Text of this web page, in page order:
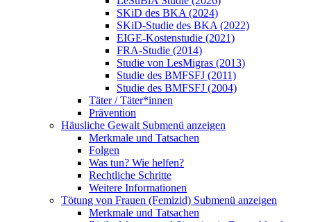
SKiD des BKA (2024)
SKiD-Studie des BKA (2022)
EIGE-Kostenstudie (2021)
FRA-Studie (2014)
Studie von LesMigras (2013)
Studie des BMFSFJ (2011)
Studie des BMFSFJ (2004)
Täter / Täter*innen
Prävention
Häusliche Gewalt Submenü anzeigen
Merkmale und Tatsachen
Folgen
Was tun? Wie helfen?
Rechtliche Schritte
Weitere Informationen
Tötung von Frauen (Femizid) Submenü anzeigen
Merkmale und Tatsachen